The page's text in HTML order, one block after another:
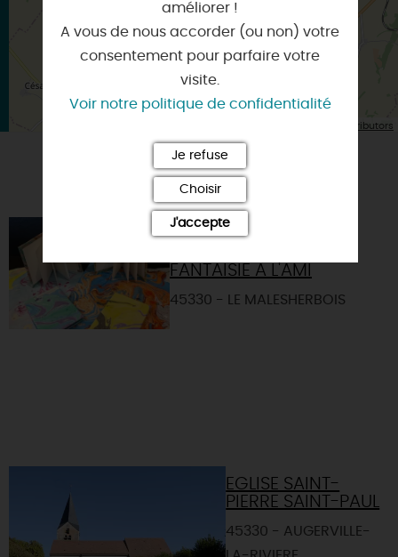
OpenStreetMap contributors
VOUS AIMEREZ AUSSI
ATELIER DE PRATIQUE
FANTAISIE À L'AMI
45330 - LE MALESHERBOIS
EGLISE SAINT-
PIERRE SAINT-PAUL
45330 - AUGERVILLE-
améliorer !
A vous de nous accorder (ou non) votre
consentement pour parfaire votre
visite.
Voir notre politique de confidentialité
Je refuse
Choisir
J'accepte